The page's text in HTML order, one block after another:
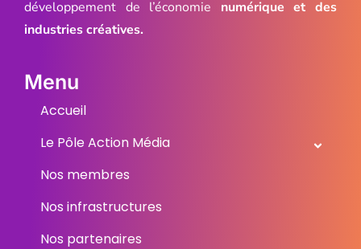
développement de l’économie numérique et des
industries créatives.
Menu
Accueil
Le Pôle Action Média
Nos membres
Nos infrastructures
Nos partenaires